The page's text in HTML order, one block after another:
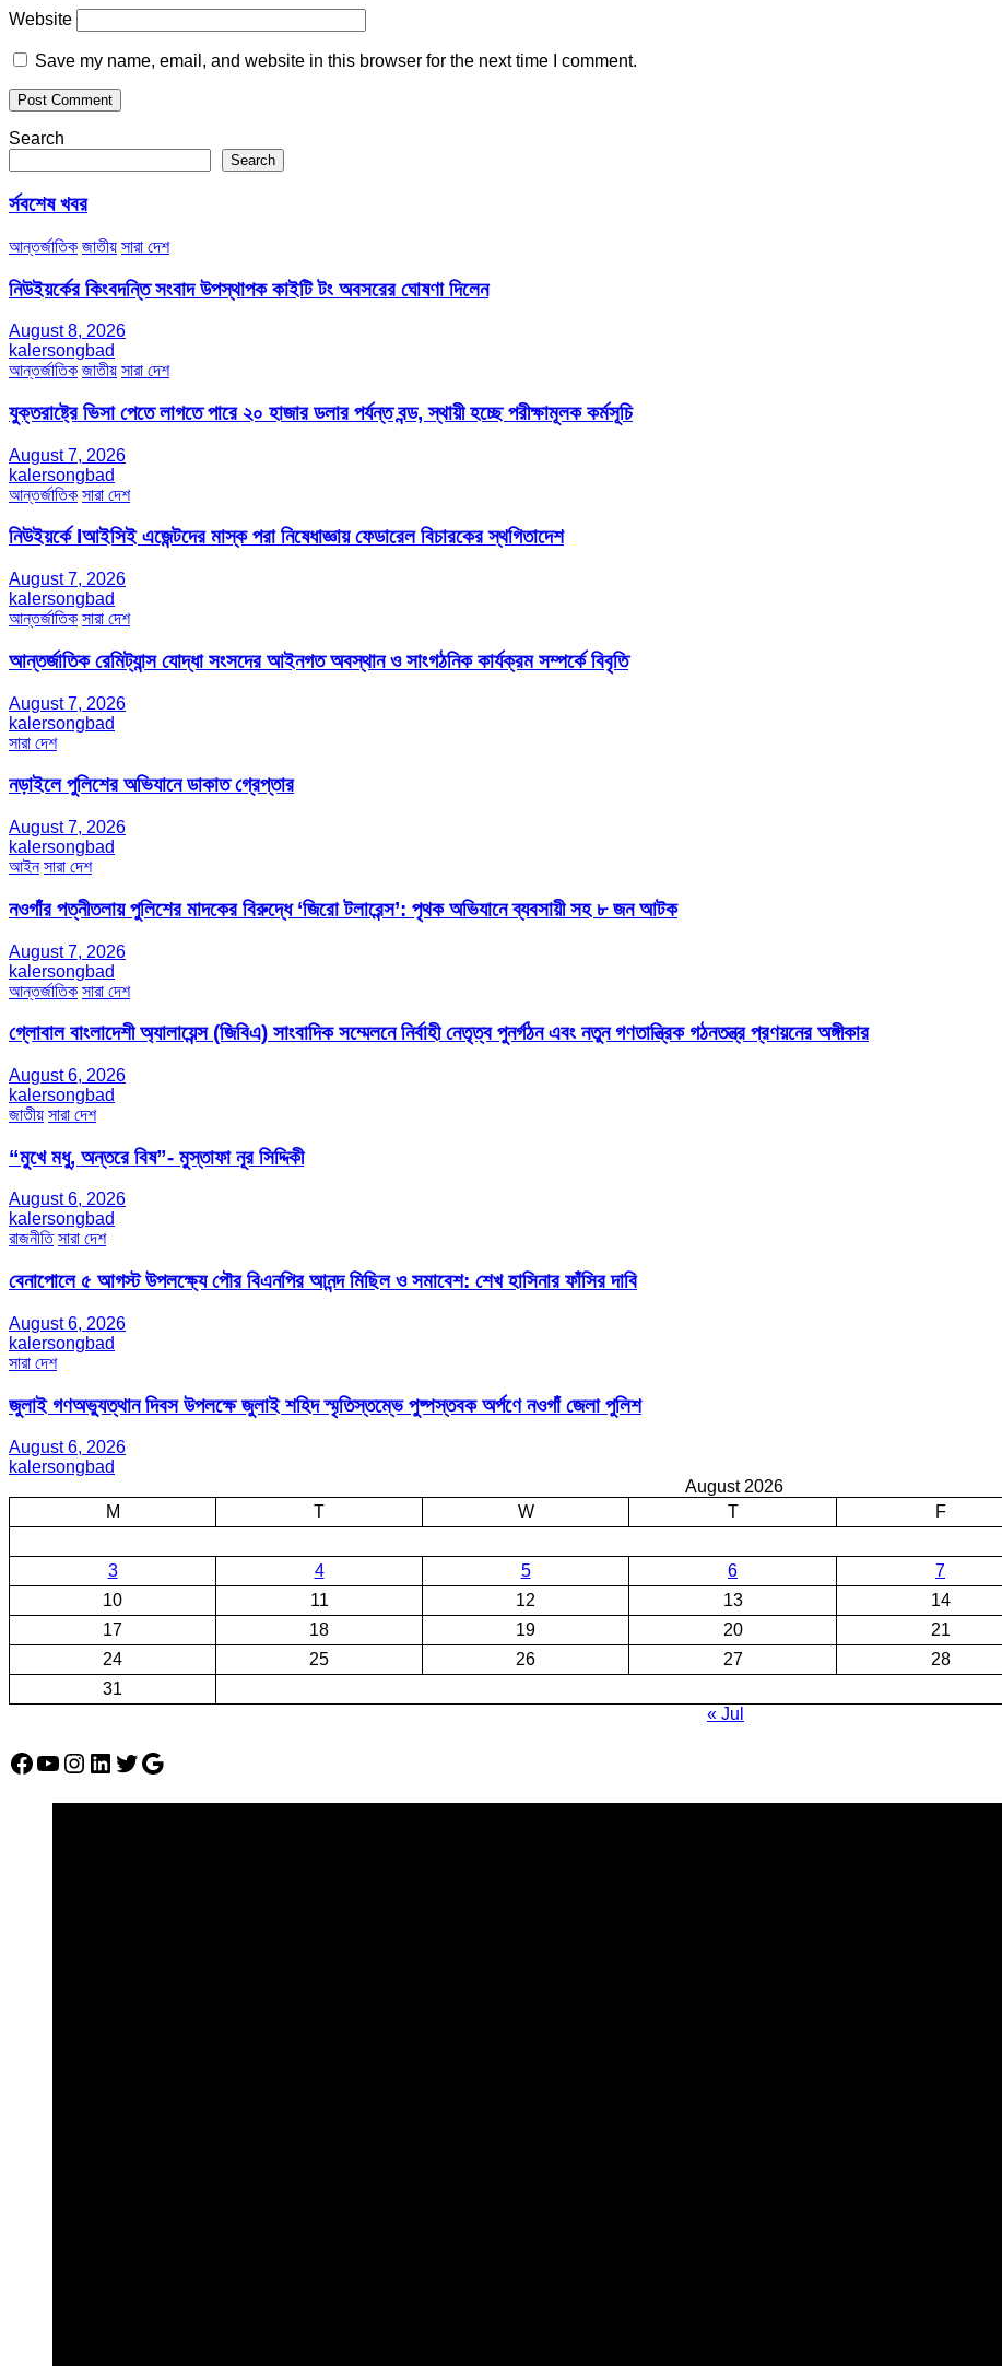
Website
Save my name, email, and website in this browser for the next time I comment.
Search
Search
র্সবশেষ খবর
আন্তর্জাতিক জাতীয় সারা দেশ
নিউইয়র্কের কিংবদন্তি সংবাদ উপস্থাপক কাইটি টং অবসরের ঘোষণা দিলেন
August 8, 2026
kalersongbad
আন্তর্জাতিক জাতীয় সারা দেশ
যুক্তরাষ্ট্রে ভিসা পেতে লাগতে পারে ২০ হাজার ডলার পর্যন্ত বন্ড, স্থায়ী হচ্ছে পরীক্ষামূলক কর্মসূচি
August 7, 2026
kalersongbad
আন্তর্জাতিক সারা দেশ
নিউইয়র্কে Iআইসিই এজেন্টদের মাস্ক পরা নিষেধাজ্ঞায় ফেডারেল বিচারকের স্থগিতাদেশ
August 7, 2026
kalersongbad
আন্তর্জাতিক সারা দেশ
আন্তর্জাতিক রেমিট্যান্স যোদ্ধা সংসদের আইনগত অবস্থান ও সাংগঠনিক কার্যক্রম সম্পর্কে বিবৃতি
August 7, 2026
kalersongbad
সারা দেশ
নড়াইলে পুলিশের অভিযানে ডাকাত গ্রেপ্তার
August 7, 2026
kalersongbad
আইন সারা দেশ
নওগাঁর পত্নীতলায় পুলিশের মাদকের বিরুদ্ধে ‘জিরো টলারেন্স’: পৃথক অভিযানে ব্যবসায়ী সহ ৮ জন আটক
August 7, 2026
kalersongbad
আন্তর্জাতিক সারা দেশ
গ্লোবাল বাংলাদেশী অ্যালায়েন্স (জিবিএ) সাংবাদিক সম্মেলনে নির্বাহী নেতৃত্ব পুনর্গঠন এবং নতুন গণতান্ত্রিক গঠনতন্ত্র প্রণয়নের অঙ্গীকার
August 6, 2026
kalersongbad
জাতীয় সারা দেশ
“মুখে মধু, অন্তরে বিষ”- মুস্তাফা নূর সিদ্দিকী
August 6, 2026
kalersongbad
রাজনীতি সারা দেশ
বেনাপোলে ৫ আগস্ট উপলক্ষ্যে পৌর বিএনপির আনন্দ মিছিল ও সমাবেশ: শেখ হাসিনার ফাঁসির দাবি
August 6, 2026
kalersongbad
সারা দেশ
জুলাই গণঅভ্যুত্থান দিবস উপলক্ষে জুলাই শহিদ স্মৃতিস্তম্ভে পুষ্পস্তবক অর্পণে নওগাঁ জেলা পুলিশ
August 6, 2026
kalersongbad
August 2026
M
T W T F
3
4 5 6 7
10
11 12 13 14
17
18 19 20 21
24
25 26 27 28
31
« Jul
Facebook
YouTube
Instagram
LinkedIn
Twitter
Google